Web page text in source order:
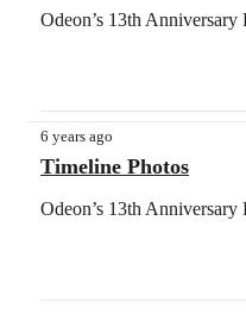
Odeon’s 13th Anniversary
6 years ago
Timeline Photos
Odeon’s 13th Anniversary